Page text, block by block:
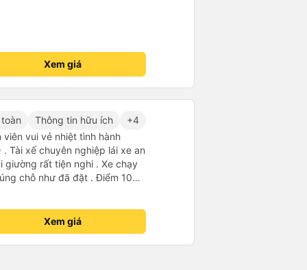
Xem giá
Thông tin hữu ích
+4
viên vui vẻ nhiệt tình hành
Tài xế chuyên nghiệp lái xe an
giường rất tiện nghi . Xe chạy
chỗ như đã đặt . Điểm 10
Xem giá